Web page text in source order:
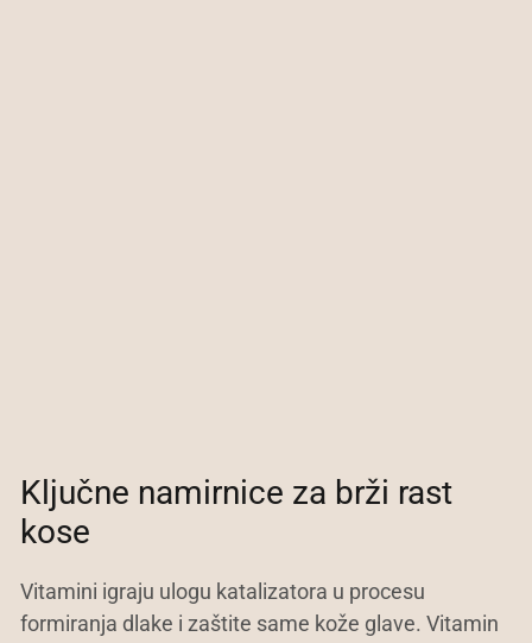
Ključne namirnice za brži rast
kose
Vitamini igraju ulogu katalizatora u procesu
formiranja dlake i zaštite same kože glave. Vitamin